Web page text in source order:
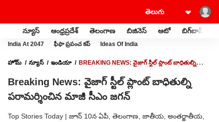
న్యూస్ ఆంధ్రప్రదేశ్ తెలంగాణ బిజినెస్ ఆటో బిగ్‌బాస్
India At 2047 ఫీఫా ప్రపంచ కప్ Ideas Of India
హోమ్ న్యూస్ ఇండియా
BREAKING NEWS: వైజాగ్ స్టీల్ ప్లాంట్ బాధితుల్ని
Breaking News: వైజాగ్ స్టీల్ ప్లాంట్ బాధితుల్ని
పరామర్శించిన మాజీ సీఎం జగన్
Top Stories Today | జూన్ 10న ఏపీ, తెలంగాణ, జాతీయ, అంతర్జాతీయ,